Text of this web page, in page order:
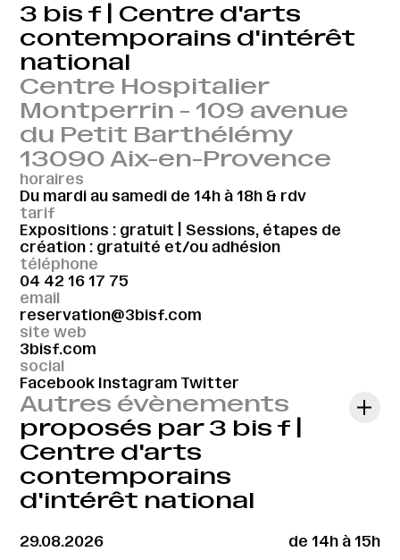
3 bis f | Centre d'arts
contemporains d'intérêt
national
Centre Hospitalier
Montperrin - 109 avenue
du Petit Barthélémy
13090 Aix-en-Provence
horaires
Du mardi au samedi de 14h à 18h & rdv
tarif
Expositions : gratuit | Sessions, étapes de
création : gratuité et/ou adhésion
téléphone
04 42 16 17 75
email
reservation@3bisf.com
site web
3bisf.com
social
Facebook Instagram Twitter
Autres évènements
proposés par 3 bis f |
Centre d'arts
contemporains
d'intérêt national
29.08.2026
de 14h à 15h